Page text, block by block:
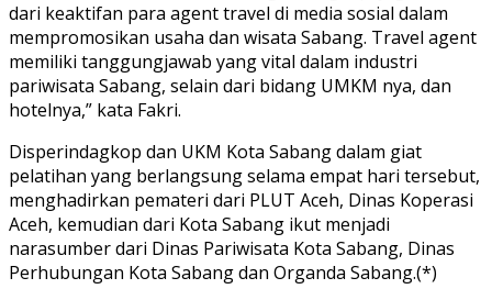
dari keaktifan para agent travel di media sosial dalam
mempromosikan usaha dan wisata Sabang. Travel agent
memiliki tanggungjawab yang vital dalam industri
pariwisata Sabang, selain dari bidang UMKM nya, dan
hotelnya,” kata Fakri.
Disperindagkop dan UKM Kota Sabang dalam giat
pelatihan yang berlangsung selama empat hari tersebut,
menghadirkan pemateri dari PLUT Aceh, Dinas Koperasi
Aceh, kemudian dari Kota Sabang ikut menjadi
narasumber dari Dinas Pariwisata Kota Sabang, Dinas
Perhubungan Kota Sabang dan Organda Sabang.(*)